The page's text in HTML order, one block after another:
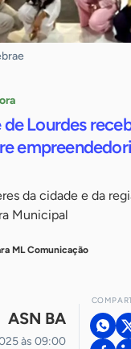
Lourdes
da cidade e da
Municipal
ML Comunicação
ASN BA
às 09:00